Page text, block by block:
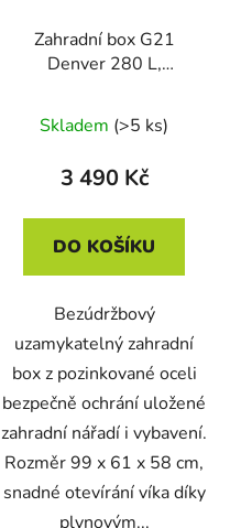
Zahradní box G21
Denver 280 L,
Skladem (>5 ks)
3 490 Kč
DO KOŠÍKU
Bezúdržbový
uzamykatelný zahradní
box z pozinkované oceli
bezpečně ochrání uložené
zahradní nářadí i vybavení.
Rozměr 99 x 61 x 58 cm,
snadné otevírání víka díky
plynovým...